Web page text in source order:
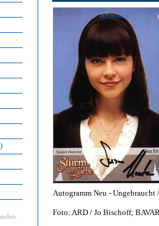
Autogramm Neu -
Foto: ARD / Jo Bischoff;